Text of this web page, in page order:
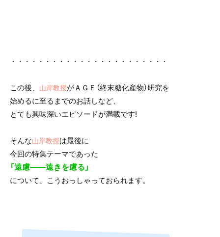
・・・・・・・・・・・・・・・・・・・・・・・
この後、 山岸教授がＡＧＥ（終末糖化産物）研究を
始めるに至るまでのお話しなど、
とても興味深いエピソードが満載です!
そんな山岸教授は最後に
今回の特集テーマであった
「遠慮――遠きを慮る」
について、こうおっしゃっておられます。